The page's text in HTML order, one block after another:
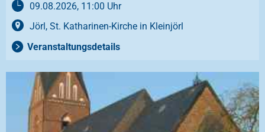
09.08.2026, 11:00 Uhr
Jörl, St. Katharinen-Kirche in Kleinjörl
Veranstaltungsdetails